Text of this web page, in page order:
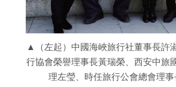
▲（左起）中國海峽旅行社董事長許
行協會榮譽理事長黃瑞榮、西安中旅
理左瑩、時任旅行公會總會理事